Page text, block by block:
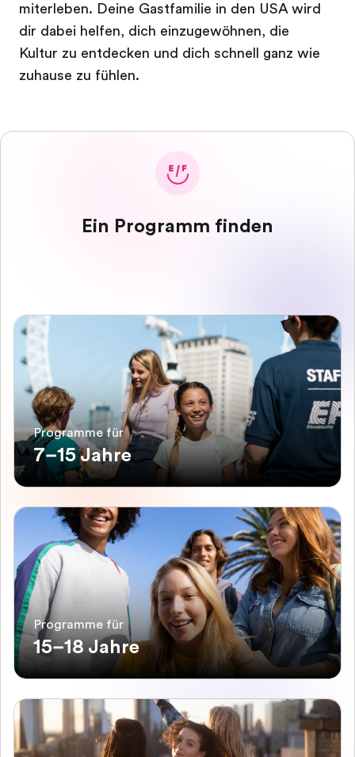
miterleben. Deine Gastfamilie in den USA wird
dir dabei helfen, dich einzugewöhnen, die
Kultur zu entdecken und dich schnell ganz wie
zuhause zu fühlen.
Ein Programm finden
Programme für
7–15 Jahre
Programme für
15–18 Jahre